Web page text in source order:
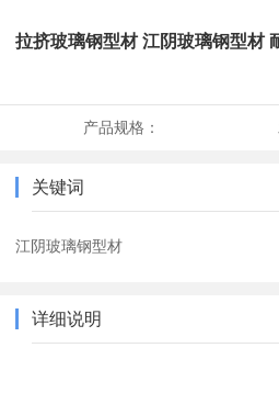
拉挤玻璃钢型材 江阴玻璃钢型材
产品规格：
关键词
江阴玻璃钢型材
详细说明